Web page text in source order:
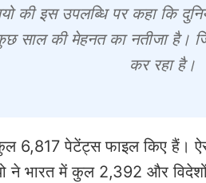
की इस उपलब्धि पर कहा कि
साल की मेहनत का नतीजा है।
कर रहा है।
6,817 पेटेंट्स फाइल किए हैं। ऐसे
ने भारत में कुल 2,392 और